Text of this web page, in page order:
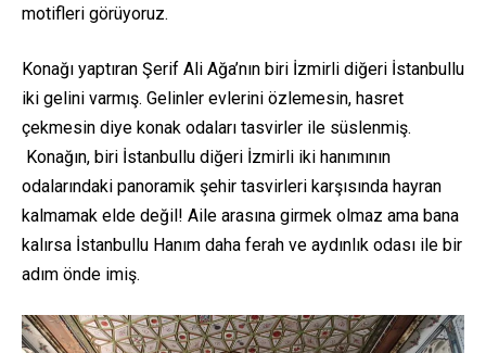
motifleri görüyoruz.
Konağı yaptıran Şerif Ali Ağa’nın biri İzmirli diğeri İstanbullu
iki gelini varmış. Gelinler evlerini özlemesin, hasret
çekmesin diye konak odaları tasvirler ile süslenmiş.
Konağın, biri İstanbullu diğeri İzmirli iki hanımının
odalarındaki panoramik şehir tasvirleri karşısında hayran
kalmamak elde değil! Aile arasına girmek olmaz ama bana
kalırsa İstanbullu Hanım daha ferah ve aydınlık odası ile bir
adım önde imiş.